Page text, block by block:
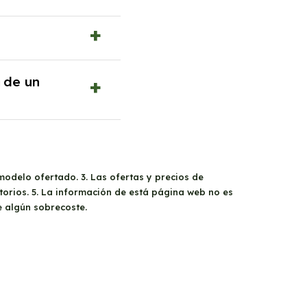
diferencia según el
del 100% del gasto
a
ventajas
un
algunos casos,
ofertado. 3. Las ofertas y precios de
5. La información de está página web no es
algún sobrecoste.